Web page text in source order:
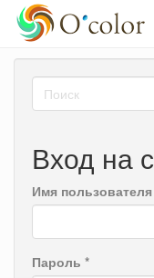
основному
Форма
поиска
Вход на
Имя пользователя
Пароль *